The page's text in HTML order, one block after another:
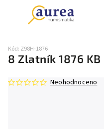
8 Zlatník 1876 KB
Kód: Z98H-1876
Neohodnoceno